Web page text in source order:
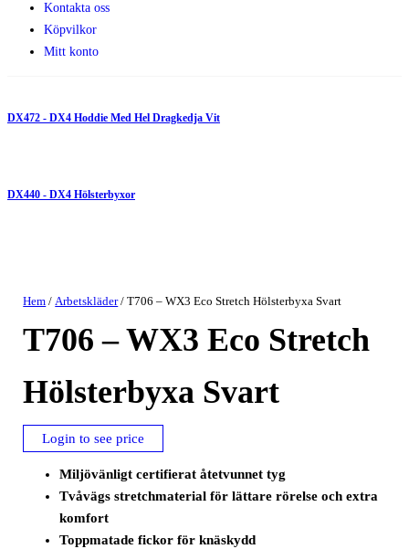
Kontakta oss
Köpvilkor
Mitt konto
DX472 - DX4 Hoddie Med Hel Dragkedja Vit
DX440 - DX4 Hölsterbyxor
Hem /Arbetskläder/ T706 – WX3 Eco Stretch Hölsterbyxa Svart
T706 – WX3 Eco Stretch
Hölsterbyxa Svart
Login to see price
Miljövänligt certifierat åtetvunnet tyg
Tvåvägs stretchmaterial för lättare rörelse och extra
komfort
Toppmatade fickor för knäskydd